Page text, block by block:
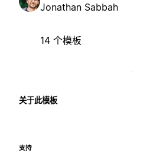
Jonathan Sabbah
14 个模板
关于此模板
支持